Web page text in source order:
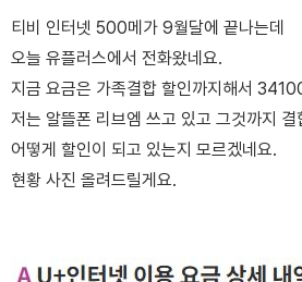
티비 인터넷 500메가 9월달에 끝나는데
오늘 유플러스에서 전화왔네요.
지금 요금은 가족결합 할인까지해서
저는 알뜰폰 리브엠 쓰고 있고 그것까지 결
어떻게 할인이 되고 있는지 모르겠네요.
현황 사진 올려드릴게요.